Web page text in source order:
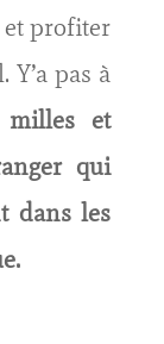
et profiter
pas à
milles et
qui
dans les